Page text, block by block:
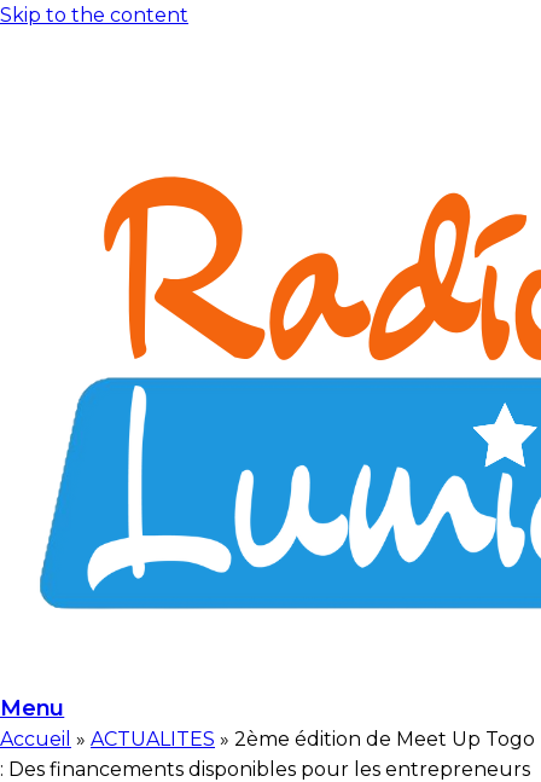
Skip to the content
Menu
Accueil » ACTUALITES » 2ème édition de Meet Up Togo
: Des financements disponibles pour les entrepreneurs